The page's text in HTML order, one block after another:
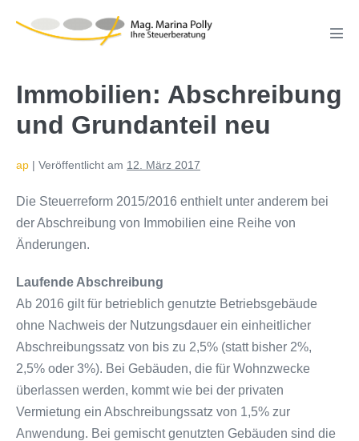
Inhalt
Immobilien: Abschreibung
und Grundanteil neu
ap | Veröffentlicht am 12. März 2017
Die Steuerreform 2015/2016 enthielt unter anderem bei
der Abschreibung von Immobilien eine Reihe von
Änderungen.
Laufende Abschreibung
Ab 2016 gilt für betrieblich genutzte Betriebsgebäude
ohne Nachweis der Nutzungsdauer ein einheitlicher
Abschreibungssatz von bis zu 2,5% (statt bisher 2%,
2,5% oder 3%). Bei Gebäuden, die für Wohnzwecke
überlassen werden, kommt wie bei der privaten
Vermietung ein Abschreibungssatz von 1,5% zur
Anwendung. Bei gemischt genutzten Gebäuden sind die